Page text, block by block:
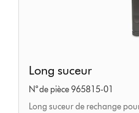
suceur
Long suceur
N° de pièce 965815-01
Long suceur de rechange